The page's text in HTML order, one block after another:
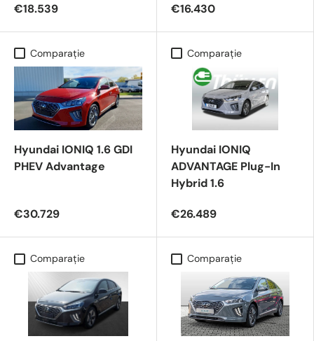
€18.539 €16.430
Comparaţie
Hyundai IONIQ 1.6 GDI
PHEV Advantage
€30.729
Comparaţie
Hyundai IONIQ
ADVANTAGE Plug-In
Hybrid 1.6
€26.489
Comparaţie Comparaţie